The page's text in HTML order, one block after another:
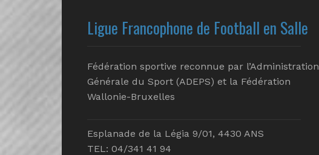
Ligue Francophone de Football en Salle
Fédération sportive reconnue par l’Administration
Générale du Sport (ADEPS) et la Fédération
Wallonie-Bruxelles
Esplanade de la Légia 9/01, 4430 ANS
TEL: 04/341 41 94